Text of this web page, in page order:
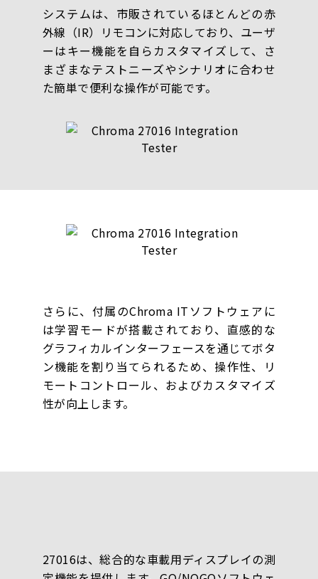
システムは、市販されているほとんどの赤
外線（IR）リモコンに対応しており、ユーザ
ーはキー機能を自らカスタマイズして、さ
まざまなテストニーズやシナリオに合わせ
た簡単で便利な操作が可能です。
さらに、付属のChroma ITソフトウェアに
は学習モードが搭載されており、直感的な
グラフィカルインターフェースを通じてボタ
ン機能を割り当てられるため、操作性、リ
モートコントロール、およびカスタマイズ
性が向上します。
27016は、総合的な車載用ディスプレイの測